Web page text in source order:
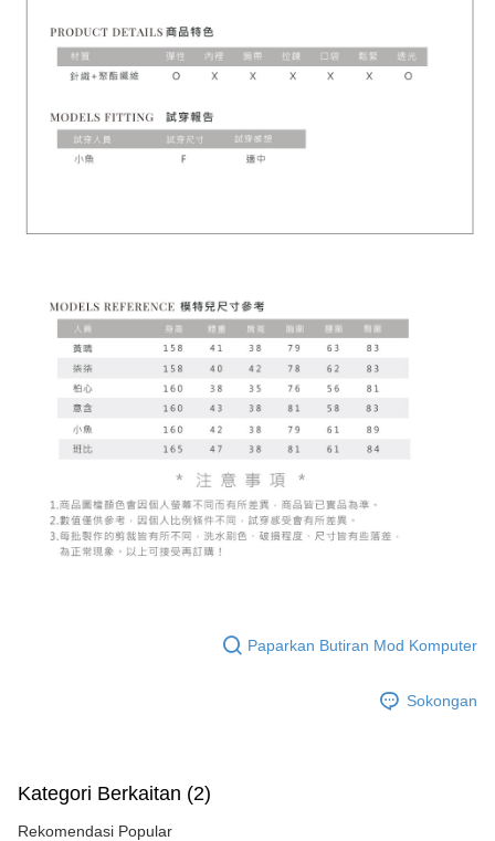
Paparkan Butiran Mod Komputer
Sokongan
Kategori Berkaitan (2)
Rekomendasi Popular